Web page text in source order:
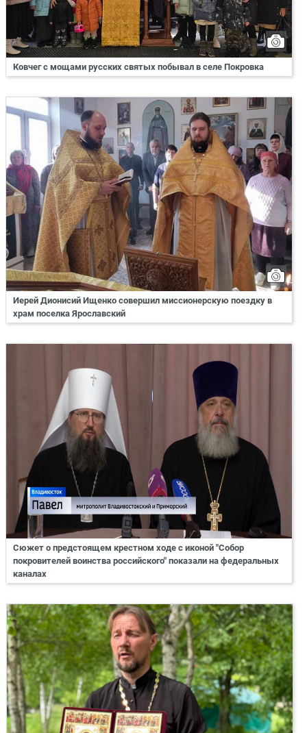
Ковчег с мощами русских святых побывал в селе Покровка
Иерей Дионисий Ищенко совершил миссионерскую поездку в
храм поселка Ярославский
Сюжет о предстоящем крестном ходе с иконой "Собор
покровителей воинства российского" показали на федеральных
каналах